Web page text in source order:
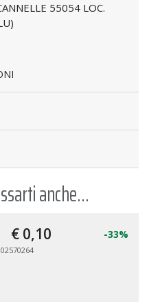
55054 LOC.
anche...
€ 0,10 -33%